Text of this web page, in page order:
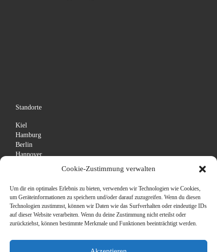
Cookie-Zustimmung verwalten
Um dir ein optimales Erlebnis zu bieten, verwenden wir Technologien wie Cookies,
um Geräteinformationen zu speichern und/oder darauf zuzugreifen. Wenn du diesen
Technologien zustimmst, können wir Daten wie das Surfverhalten oder eindeutige IDs
auf dieser Website verarbeiten. Wenn du deine Zustimmung nicht erteilst oder
zurückziehst, können bestimmte Merkmale und Funktionen beeinträchtigt werden.
Standorte
Kiel
Hamburg
Berlin
Hannover
Nürnberg
Stuttgart